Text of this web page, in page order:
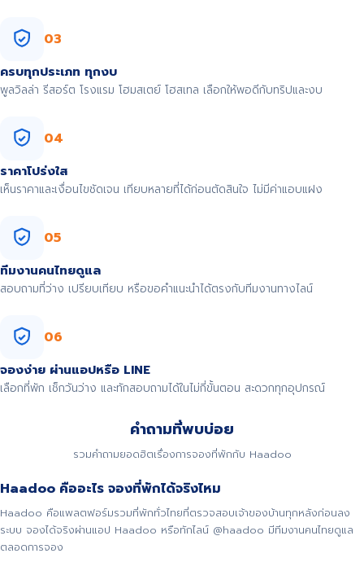
03
ครบทุกประเภท ทุกงบ
พูลวิลล่า รีสอร์ต โรงแรม โฮมสเตย์ โฮสเทล เลือกให้พอดีกับทริปและงบ
04
ราคาโปร่งใส
เห็นราคาและเงื่อนไขชัดเจน เทียบหลายที่ได้ก่อนตัดสินใจ ไม่มีค่าแอบแฝง
05
ทีมงานคนไทยดูแล
สอบถามที่ว่าง เปรียบเทียบ หรือขอคำแนะนำได้ตรงกับทีมงานทางไลน์
06
จองง่าย ผ่านแอปหรือ LINE
เลือกที่พัก เช็กวันว่าง และทักสอบถามได้ในไม่กี่ขั้นตอน สะดวกทุกอุปกรณ์
คำถามที่พบบ่อย
รวมคำถามยอดฮิตเรื่องการจองที่พักกับ Haadoo
Haadoo คืออะไร จองที่พักได้จริงไหม
Haadoo คือแพลตฟอร์มรวมที่พักทั่วไทยที่ตรวจสอบเจ้าของบ้านทุกหลังก่อนลง
ระบบ จองได้จริงผ่านแอป Haadoo หรือทักไลน์ @haadoo มีทีมงานคนไทยดูแล
ตลอดการจอง